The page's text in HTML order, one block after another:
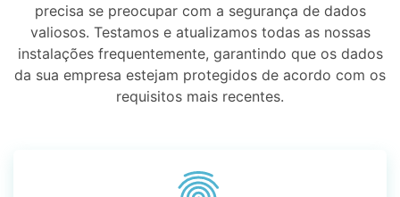
precisa se preocupar com a segurança de dados
valiosos. Testamos e atualizamos todas as nossas
instalações frequentemente, garantindo que os dados
da sua empresa estejam protegidos de acordo com os
requisitos mais recentes.